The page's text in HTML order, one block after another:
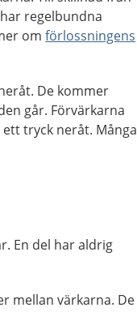
regelbundna
omförlossningens
De kommer
går. Förvärkarna
tryck neråt. Många
En del har aldrig
mellan värkarna. De